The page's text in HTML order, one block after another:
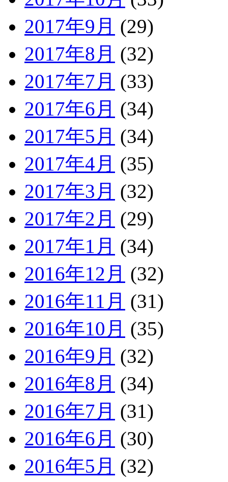
2017年9月 (29)
2017年8月 (32)
2017年7月 (33)
2017年6月 (34)
2017年5月 (34)
2017年4月 (35)
2017年3月 (32)
2017年2月 (29)
2017年1月 (34)
2016年12月 (32)
2016年11月 (31)
2016年10月 (35)
2016年9月 (32)
2016年8月 (34)
2016年7月 (31)
2016年6月 (30)
2016年5月 (32)